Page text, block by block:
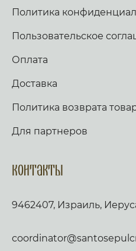
Политика
Пользовательское
Оплата
Доставка
Политика возврата
Для партнеров
Контакты
9462407, Израиль,